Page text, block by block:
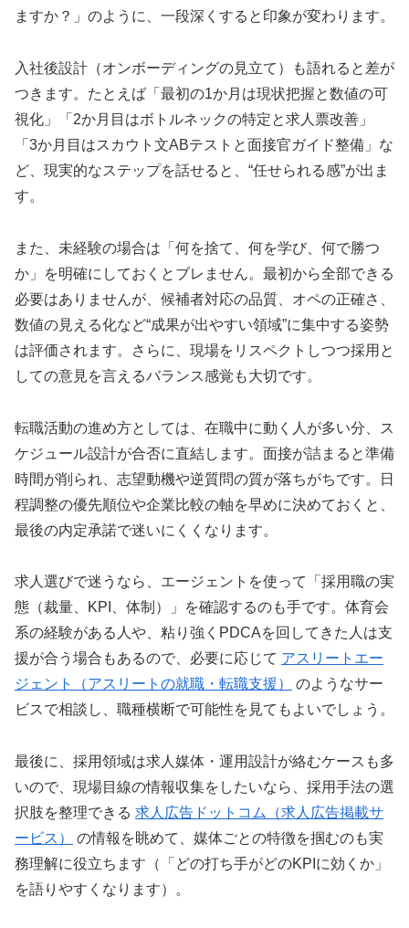
ますか？」のように、一段深くすると印象が変わります。
入社後設計（オンボーディングの見立て）も語れると差が
つきます。たとえば「最初の1か月は現状把握と数値の可
視化」「2か月目はボトルネックの特定と求人票改善」
「3か月目はスカウト文ABテストと面接官ガイド整備」な
ど、現実的なステップを話せると、“任せられる感”が出ま
す。
また、未経験の場合は「何を捨て、何を学び、何で勝つ
か」を明確にしておくとブレません。最初から全部できる
必要はありませんが、候補者対応の品質、オペの正確さ、
数値の見える化など“成果が出やすい領域”に集中する姿勢
は評価されます。さらに、現場をリスペクトしつつ採用と
しての意見を言えるバランス感覚も大切です。
転職活動の進め方としては、在職中に動く人が多い分、ス
ケジュール設計が合否に直結します。面接が詰まると準備
時間が削られ、志望動機や逆質問の質が落ちがちです。日
程調整の優先順位や企業比較の軸を早めに決めておくと、
最後の内定承諾で迷いにくくなります。
求人選びで迷うなら、エージェントを使って「採用職の実
態（裁量、KPI、体制）」を確認するのも手です。体育会
系の経験がある人や、粘り強くPDCAを回してきた人は支
援が合う場合もあるので、必要に応じて アスリートエー
ジェント（アスリートの就職・転職支援）
のようなサー
ビスで相談し、職種横断で可能性を見てもよいでしょう。
最後に、採用領域は求人媒体・運用設計が絡むケースも多
いので、現場目線の情報収集をしたいなら、採用手法の選
択肢を整理できる 求人広告ドットコム（求人広告掲載サ
ービス）
の情報を眺めて、媒体ごとの特徴を掴むのも実
務理解に役立ちます（「どの打ち手がどのKPIに効くか」
を語りやすくなります）。